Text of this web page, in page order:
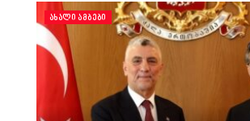
ᲐᲮᲐᲚᲘ ᲐᲛᲑᲔᲑᲘ